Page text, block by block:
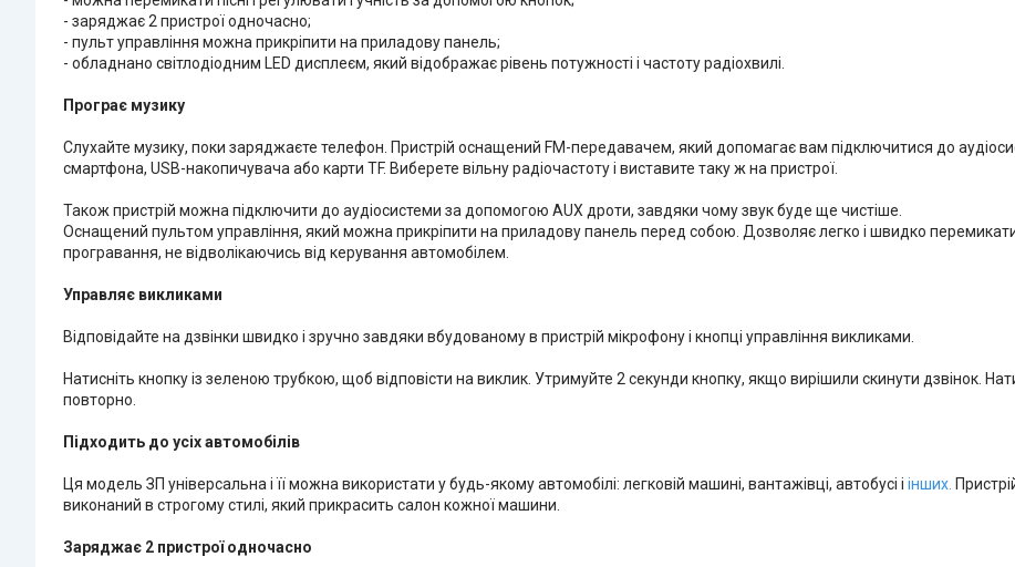
- заряджає 2 пристрої одночасно;
- пульт управління можна прикріпити на приладову панель;
- обладнано світлодіодним LED дисплеєм, який відображає рівень потужності і частоту радіохвилі.
Програє музику
Слухайте музику, поки заряджаєте телефон. Пристрій оснащений FM-передавачем, який допомагає вам підключитися до
смартфона, USB-накопичувача або карти TF. Виберете вільну радіочастоту і виставите таку ж на пристрої.
Також пристрій можна підключити до аудіосистеми за допомогою AUX дроти, завдяки чому звук буде ще чистіше.
Оснащений пультом управління, який можна прикріпити на приладову панель перед собою. Дозволяє легко і швидко перемикати
програвання, не відволікаючись від керування автомобілем.
Управляє викликами
Відповідайте на дзвінки швидко і зручно завдяки вбудованому в пристрій мікрофону і кнопці управління викликами.
Натисніть кнопку із зеленою трубкою, щоб відповісти на виклик. Утримуйте 2 секунди кнопку, якщо вирішили скинути дзвінок.
повторно.
Підходить до усіх автомобілів
Ця модель ЗП універсальна і її можна використати у будь-якому автомобілі: легковій машині, вантажівці, автобусі і інших.
виконаний в строгому стилі, який прикрасить салон кожної машини.
Заряджає 2 пристрої одночасно